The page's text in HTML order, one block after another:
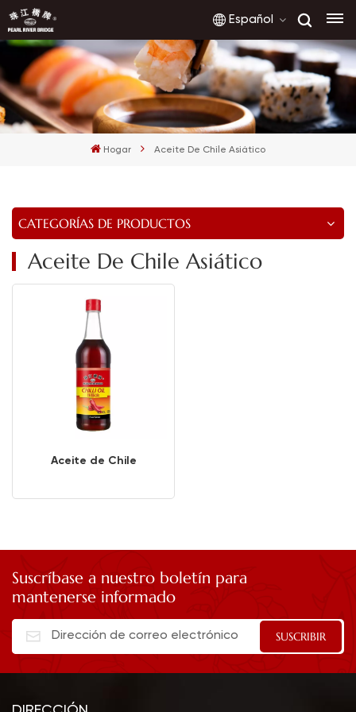
Español
English
français
Hogar Aceite De Chile Asiático
CATEGORÍAS DE PRODUCTOS
Aceite De Chile Asiático
Aceite de Chile
Suscríbase a nuestro boletín para
mantenerse informado